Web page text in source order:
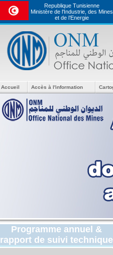
Republique Tunisienne
Ministère de l'Industrie, des Mines
et de l’Energie
Accueil Accès à l'information
Programme annuel &
rapport de suivi technique